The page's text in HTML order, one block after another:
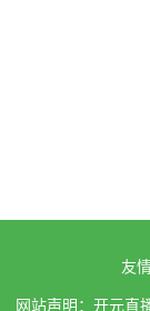
友
网站声明：开元直